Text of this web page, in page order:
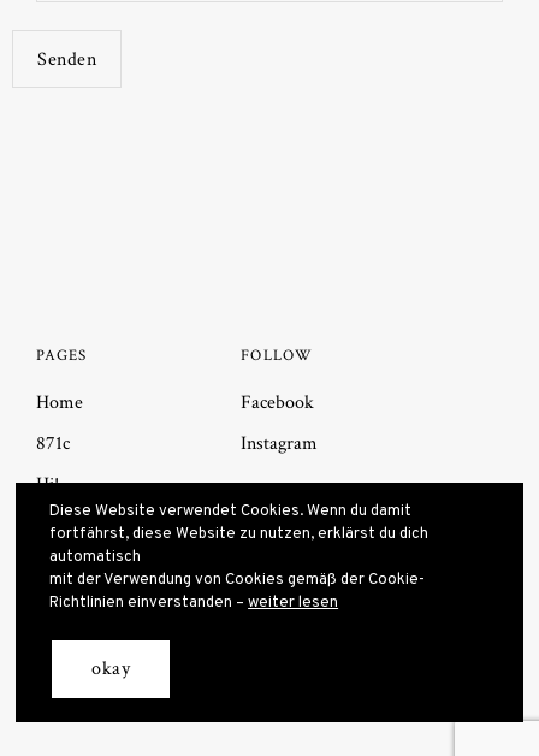
Senden
PAGES
Home
871c
Hi!
Impressum
FOLLOW
Facebook
Instagram
Diese Website verwendet Cookies. Wenn du damit
fortfährst, diese Website zu nutzen, erklärst du dich
automatisch
mit der Verwendung von Cookies gemäß der Cookie-
Richtlinien einverstanden –weiter lesen